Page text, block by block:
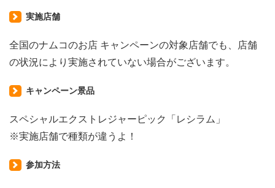
実施店舗
全国のナムコのお店 キャンペーンの対象店舗でも、店舗
の状況により実施されていない場合がございます。
キャンペーン景品
スペシャルエクストレジャーピック「レシラム」
※実施店舗で種類が違うよ！
参加方法